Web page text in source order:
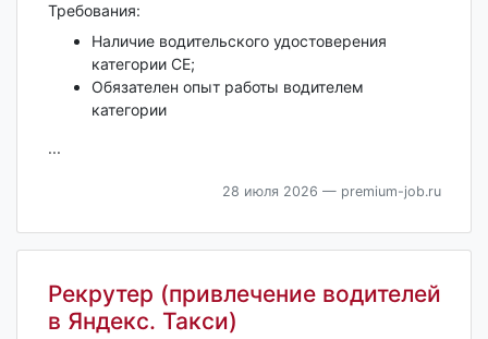
Требования:
Наличие водительского удостоверения
категории СЕ;
Обязателен опыт работы водителем
категории
...
28 июля 2026 — premium-job.ru
Рекрутер (привлечение водителей
в Яндекс. Такси)